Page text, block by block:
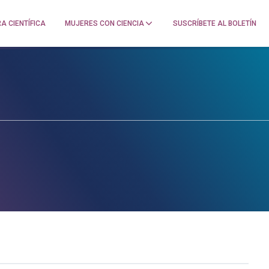
CIENTÍFICA MUJERES CON CIENCIA SUSCRÍBETE AL BOLETÍN